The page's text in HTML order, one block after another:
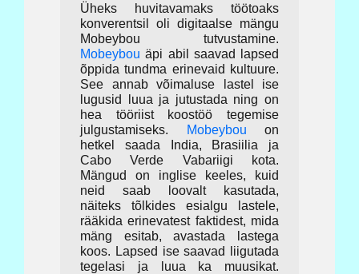
Üheks huvitavamaks töötoaks
konverentsil oli digitaalse mängu
Mobeybou tutvustamine.
Mobeybou äpi abil saavad lapsed
õppida tundma erinevaid kultuure.
See annab võimaluse lastel ise
lugusid luua ja jutustada ning on
hea tööriist koostöö tegemise
julgustamiseks.
Mobeybou on
hetkel saada India, Brasiilia ja
Cabo Verde Vabariigi kota.
Mängud on inglise keeles, kuid
neid saab loovalt kasutada,
näiteks tõlkides esialgu lastele,
rääkida erinevatest faktidest, mida
mäng esitab, avastada lastega
koos. Lapsed ise saavad liigutada
tegelasi ja luua ka muusikat.